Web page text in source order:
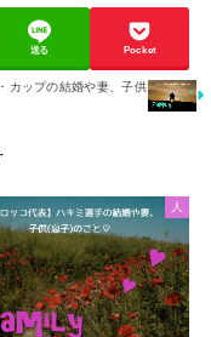
送る Pocket
カップの結婚や妻、子供
人